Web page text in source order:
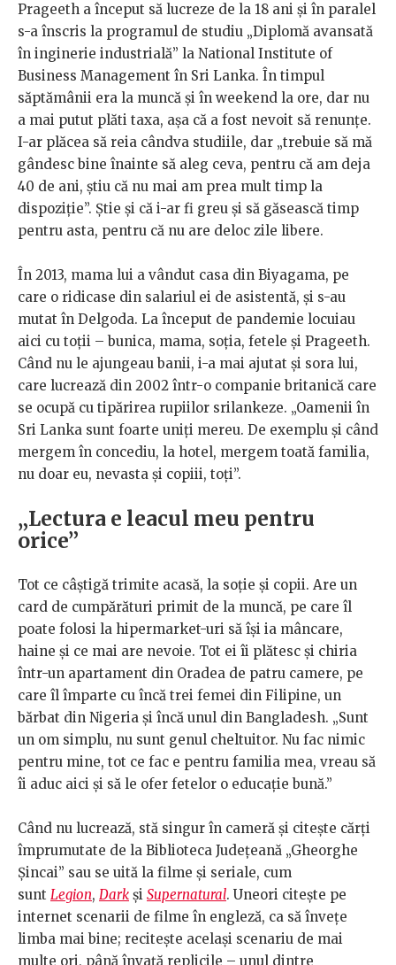
Prageeth a început să lucreze de la 18 ani și în paralel
s-a înscris la programul de studiu „Diplomă avansată
în inginerie industrială” la National Institute of
Business Management în Sri Lanka. În timpul
săptămânii era la muncă și în weekend la ore, dar nu
a mai putut plăti taxa, așa că a fost nevoit să renunțe.
I-ar plăcea să reia cândva studiile, dar „trebuie să mă
gândesc bine înainte să aleg ceva, pentru că am deja
40 de ani, știu că nu mai am prea mult timp la
dispoziție”. Știe și că i-ar fi greu și să găsească timp
pentru asta, pentru că nu are deloc zile libere.
În 2013, mama lui a vândut casa din Biyagama, pe
care o ridicase din salariul ei de asistentă, și s-au
mutat în Delgoda. La început de pandemie locuiau
aici cu toții – bunica, mama, soția, fetele și Prageeth.
Când nu le ajungeau banii, i-a mai ajutat și sora lui,
care lucrează din 2002 într-o companie britanică care
se ocupă cu tipărirea rupiilor srilankeze. „Oamenii în
Sri Lanka sunt foarte uniți mereu. De exemplu și când
mergem în concediu, la hotel, mergem toată familia,
nu doar eu, nevasta și copiii, toți”.
„Lectura e leacul meu pentru
orice”
Tot ce câștigă trimite acasă, la soție și copii. Are un
card de cumpărături primit de la muncă, pe care îl
poate folosi la hipermarket-uri să își ia mâncare,
haine și ce mai are nevoie. Tot ei îi plătesc și chiria
într-un apartament din Oradea de patru camere, pe
care îl împarte cu încă trei femei din Filipine, un
bărbat din Nigeria și încă unul din Bangladesh. „Sunt
un om simplu, nu sunt genul cheltuitor. Nu fac nimic
pentru mine, tot ce fac e pentru familia mea, vreau să
îi aduc aici și să le ofer fetelor o educație bună.”
Când nu lucrează, stă singur în cameră și citește cărți
împrumutate de la Biblioteca Județeană „Gheorghe
Șincai” sau se uită la filme și seriale, cum
sunt Legion, Dark și Supernatural. Uneori citește pe
internet scenarii de filme în engleză, ca să învețe
limba mai bine; recitește același scenariu de mai
multe ori, până învață replicile – unul dintre